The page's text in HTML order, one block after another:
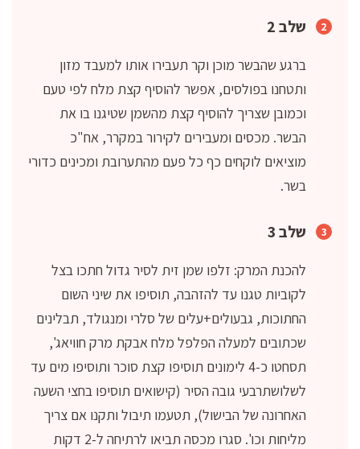
שלב 2
ברגע שהבשר מוכן וקר תעבירו אותו למעבד מזון
ותטחנו בפולסים, אפשר להוסיף קצת מלח לפי טעם
וכמובן שצריך להוסיף קצת מהשמן שטיגנו בו את
הבשר. מכסים ומעבירים לקירור במקרר, אח"כ
מוציאים לוקחים כף כל פעם מהתערובת ומכינים כדורי
בשר.
שלב 3
להכנת המרק: זלפו שמן זית לסיר גדול חתכו בצל
לקוביות טגנו עד להזהבה, תוסיפו את שיני השום
החתוכות, גבעולים+עלים של סלרי ומנגולד, תבלינים
שכתובים למעלה הפלפל מלח אבקת מרק חוויאג',
תסחטו כ-4 לימונים תוסיפו קצת סוכר ותוסיפו מים עד
לשלושתרבעי גובה הסיר (קישואים תוסיפו בחצי השעה
האחרונה של הבישול), תטעמו תיבול ותקנו אם צריך
מליחות וכו'. סגרו מכסה תביאו לרתיחה ל-2 דקות